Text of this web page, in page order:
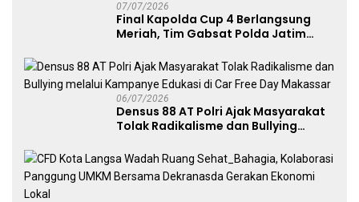
07/07/2026
Final Kapolda Cup 4 Berlangsung
Meriah, Tim Gabsat Polda Jatim
06/07/2026
Densus 88 AT Polri Ajak Masyarakat
Tolak Radikalisme dan Bullying
Free Day Makassar